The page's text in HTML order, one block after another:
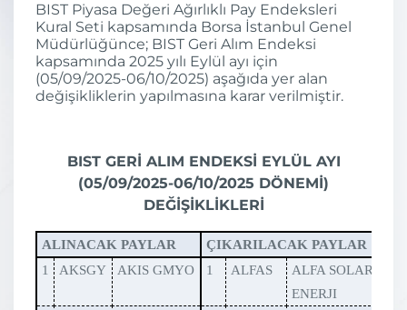
BIST Piyasa Değeri Ağırlıklı Pay Endeksleri
Kural Seti kapsamında Borsa İstanbul Genel
Müdürlüğünce; BIST Geri Alım Endeksi
kapsamında 2025 yılı Eylül ayı için
(05/09/2025-06/10/2025) aşağıda yer alan
değişikliklerin yapılmasına karar verilmiştir.
BIST GERİ ALIM ENDEKSİ EYLÜL AYI
(05/09/2025-06/10/2025 DÖNEMİ)
DEĞİŞİKLİKLERİ
ALINACAK PAYLAR
ÇIKARILACAK PAYLAR
1
AKSGY AKIS GMYO 1 ALFAS
ALFA SOLAR
ENERJI